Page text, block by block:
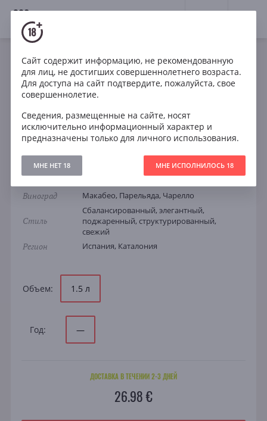
18+
Игристое Белое Брют
Испания
Codorníu Vintage
Codorníu Vintage
КОДОРНИУ ВИНТАЖ
Артикул
Виноград Макабео, Парельяда, Чарелло
Стиль
Сбалансированный, элегантный,
поджаренный, структурированный,
свежий
Регион Испания, Каталония
Объем: 1.5 л
Год: —
ДОСТАВКА В ТЕЧЕНИИ 2-3 ДНЕЙ
26.98 €
Сайт содержит информацию, не рекомендованную
для лиц, не достигших совершеннолетнего возраста.
Для доступа на сайт подтвердите, пожалуйста, свое
совершеннолетие.
Сведения, размещенные на сайте, носят
исключительно информационный характер и
предназначены только для личного использования.
МНЕ НЕТ 18 МНЕ ИСПОЛНИЛОСЬ 18